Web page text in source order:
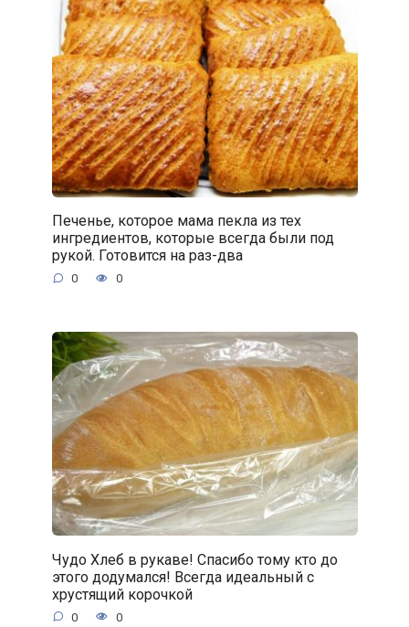
Печенье, которое мама пекла из тех
ингредиентов, которые всегда были под
рукой. Готовится на раз-два
0 0
Чудо Хлеб в рукаве! Спасибо тому кто до
этого додумался! Всегда идеальный с
хрустящий корочкой
0 0